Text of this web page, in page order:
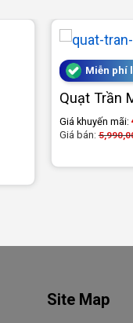
Miễn phí
Quạt Trần
Giá khuyến mãi:
Giá bán:
Site Map